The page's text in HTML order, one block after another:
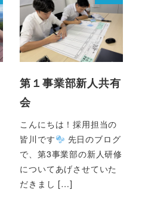
第１事業部新人共有
会
こんにちは！採用担当の
皆川です
先日のブログ
で、第3事業部の新人研修
についてあげさせていた
だきまし […]